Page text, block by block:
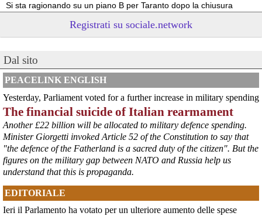
Si sta ragionando su un piano B per Taranto dopo la chiusura
cronachetarantine.it/index.php
il Governo ha manifestato l’intenzione di predisporre un
provvedimento straordinario per attenuare le conseguenze
economiche e sociali della prevista fermata dell’area a caldo e ha
chiesto alle rappresentanze del territorio di formulare proposte
concrete per definirne i contenuti. Casartigiani valuta positivamente
questa disponibilità.
#ILVA Taranto
Registrati su sociale.network
Dal sito
PEACELINK ENGLISH
Yesterday, Parliament voted for a further increase in military spending
The financial suicide of Italian rearmament
Another £22 billion will be allocated to military defence spending.
Minister Giorgetti invoked Article 52 of the Constitution to say that
"the defence of the Fatherland is a sacred duty of the citizen". But the
figures on the military gap between NATO and Russia help us
understand that this is propaganda.
EDITORIALE
Ieri il Parlamento ha votato per un ulteriore aumento delle spese